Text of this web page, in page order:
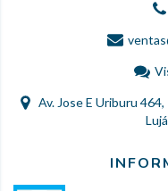
Av. Jose E Uriburu